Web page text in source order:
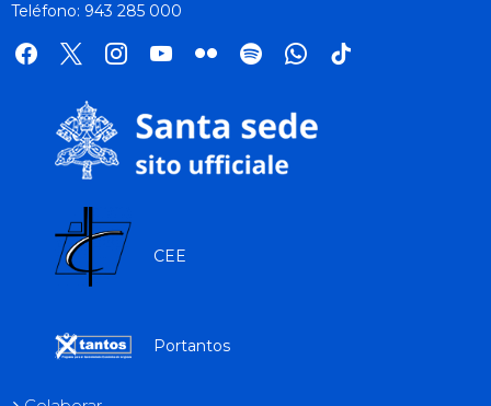
Teléfono: 943 285 000
facebook
x instagramyoutube
flickr spotifywhatsapp
tik
CEE
Portantos